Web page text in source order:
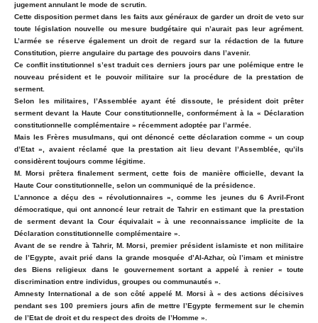
jugement annulant le mode de scrutin.
Cette disposition permet dans les faits aux généraux de garder un droit de veto sur
toute législation nouvelle ou mesure budgétaire qui n’aurait pas leur agrément.
L’armée se réserve également un droit de regard sur la rédaction de la future
Constitution, pierre angulaire du partage des pouvoirs dans l’avenir.
Ce conflit institutionnel s’est traduit ces derniers jours par une polémique entre le
nouveau président et le pouvoir militaire sur la procédure de la prestation de
serment.
Selon les militaires, l’Assemblée ayant été dissoute, le président doit prêter
serment devant la Haute Cour constitutionnelle, conformément à la « Déclaration
constitutionnelle complémentaire » récemment adoptée par l’armée.
Mais les Frères musulmans, qui ont dénoncé cette déclaration comme « un coup
d’Etat », avaient réclamé que la prestation ait lieu devant l’Assemblée, qu’ils
considèrent toujours comme légitime.
M. Morsi prêtera finalement serment, cette fois de manière officielle, devant la
Haute Cour constitutionnelle, selon un communiqué de la présidence.
L’annonce a déçu des « révolutionnaires », comme les jeunes du 6 Avril-Front
démocratique, qui ont annoncé leur retrait de Tahrir en estimant que la prestation
de serment devant la Cour équivalait « à une reconnaissance implicite de la
Déclaration constitutionnelle complémentaire ».
Avant de se rendre à Tahrir, M. Morsi, premier président islamiste et non militaire
de l’Egypte, avait prié dans la grande mosquée d’Al-Azhar, où l’imam et ministre
des Biens religieux dans le gouvernement sortant a appelé à renier « toute
discrimination entre individus, groupes ou communautés ».
Amnesty International a de son côté appelé M. Morsi à « des actions décisives
pendant ses 100 premiers jours afin de mettre l’Egypte fermement sur le chemin
de l’Etat de droit et du respect des droits de l’Homme ».